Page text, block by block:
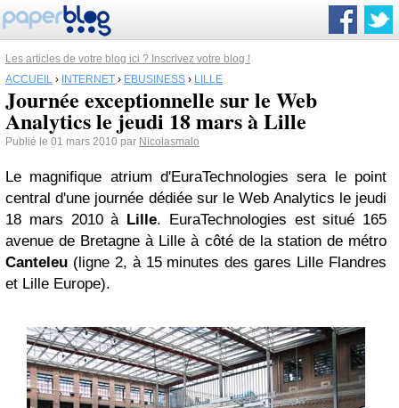
Les articles de votre blog ici ? Inscrivez votre blog !
ACCUEIL › INTERNET › EBUSINESS › LILLE
Journée exceptionnelle sur le Web
Analytics le jeudi 18 mars à Lille
Publié le 01 mars 2010 par Nicolasmalo
Le magnifique atrium d'EuraTechnologies sera le point
central d'une journée dédiée sur le Web Analytics le jeudi
18 mars 2010 à Lille. EuraTechnologies est situé 165
avenue de Bretagne à Lille à côté de la station de métro
Canteleu (ligne 2, à 15 minutes des gares Lille Flandres
et Lille Europe).